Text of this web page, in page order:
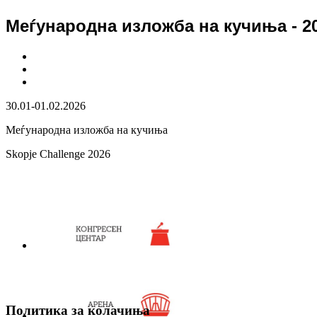
Меѓународна изложба на кучиња -
30.01-01.02.2026
Меѓународна изложба на кучиња
Skopje Challenge 2026
Политика за колачиња